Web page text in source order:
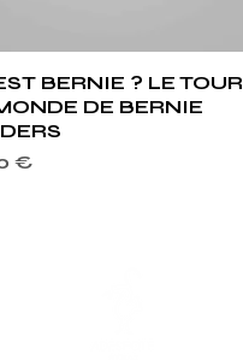
Aperçu rapide
BERNIE ? LE TOUR
DE BERNIE
€